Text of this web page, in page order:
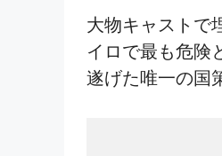
大物キャストで
イロで最も危険
遂げた唯一の国